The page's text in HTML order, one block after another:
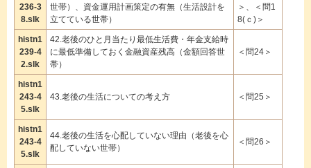
236-3
8.slk
世帯）、資金運用計画策定の有無（生活設計を
立てている世帯）
＞、＜問1
8(ｃ)＞
histn1
239-4
2.slk
42.老後のひと月当たり最低生活費・年金支給時
に最低準備しておく金融資産残高（金額回答世
帯）
＜問24＞
histn1
243-4
5.slk
43.老後の生活についての考え方 ＜問25＞
histn1
243-4
5.slk
44.老後の生活を心配していない理由（老後を心
配していない世帯）
＜問26＞